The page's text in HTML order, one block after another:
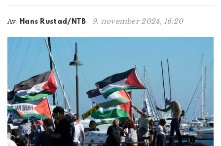
Av: Hans Rustad/NTB 9. november 2024, 16:20